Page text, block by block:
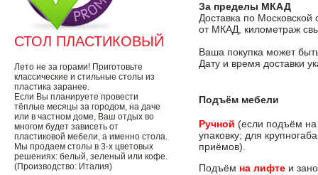
СТОЛ ПЛАСТИКОВЫЙ
Лето не за горами! Приготовьте
классические и стильные столы из
пластика заранее.
Если Вы планируете провести
тёплые месяцы за городом, на даче
или в частном доме, Ваш отдых во
многом будет зависеть от
пластиковой мебели, а именно стола.
Мы продаем столы в 3-х цветовых
решениях: белый, зеленый или кофе.
(Производство: Италия)
За пределы МКАД
Доставка по
от МКАД, километраж
Ваша покупка может
Дату и время доставки
Подъём мебели
Ручной (если подъём
упаковку; для
приёмов).
Подъём на лифте и